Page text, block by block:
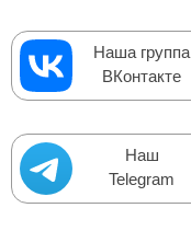
Наша группа
ВКонтакте
Наш
Telegram